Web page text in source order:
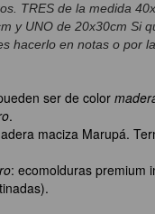
TRES de la medida
y UNO de 20x30cm Si
hacerlo en notas o por
ser de color
.
maciza Marupá.
: ecomolduras premium